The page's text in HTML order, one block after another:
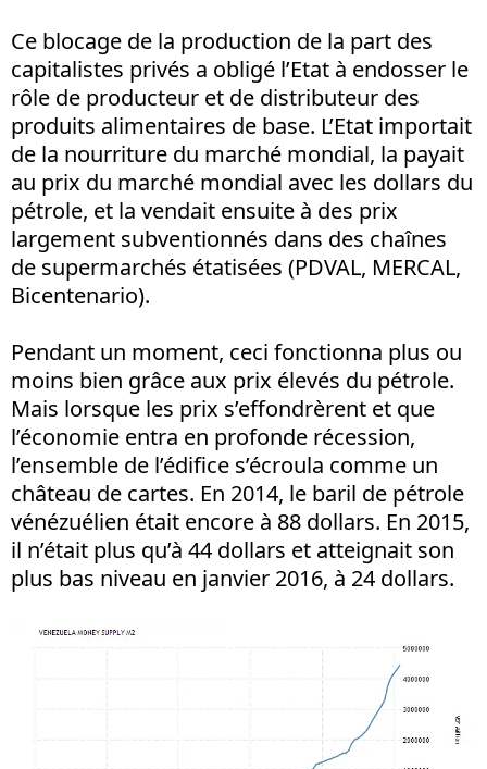
Ce blocage de la production de la part des
capitalistes privés a obligé l’Etat à endosser le
rôle de producteur et de distributeur des
produits alimentaires de base. L’Etat importait
de la nourriture du marché mondial, la payait
au prix du marché mondial avec les dollars du
pétrole, et la vendait ensuite à des prix
largement subventionnés dans des chaînes
de supermarchés étatisées (PDVAL, MERCAL,
Bicentenario).
Pendant un moment, ceci fonctionna plus ou
moins bien grâce aux prix élevés du pétrole.
Mais lorsque les prix s’effondrèrent et que
l’économie entra en profonde récession,
l’ensemble de l’édifice s’écroula comme un
château de cartes. En 2014, le baril de pétrole
vénézuélien était encore à 88 dollars. En 2015,
il n’était plus qu’à 44 dollars et atteignait son
plus bas niveau en janvier 2016, à 24 dollars.